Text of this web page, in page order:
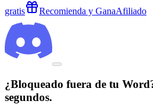
gratis
Recomienda y GanaAfiliado
¿Bloqueado fuera de tu
segundos.